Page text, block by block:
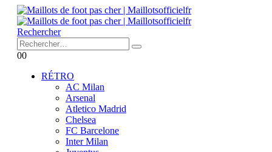
Rechercher
00
RÉTRO
AC Milan
Arsenal
Atletico Madrid
Chelsea
FC Barcelone
Inter Milan